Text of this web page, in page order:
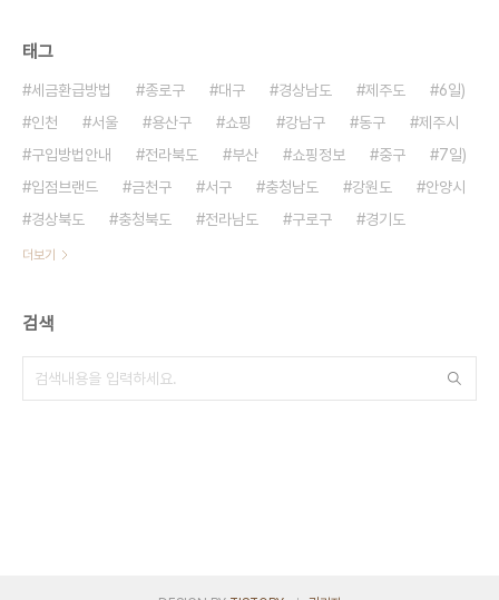
태그
세금환급방법 종로구 대구 경상남도 제주도
6일)
인천
서울 용산구 쇼핑 강남구 동구
제주시
구입방법안내
전라북도 부산 쇼핑정보 중구
7일)
입점브랜드
금천구 서구 충청남도 강원도
안양시
경상북도
충청북도 전라남도 구로구 경기도
더보기
검색